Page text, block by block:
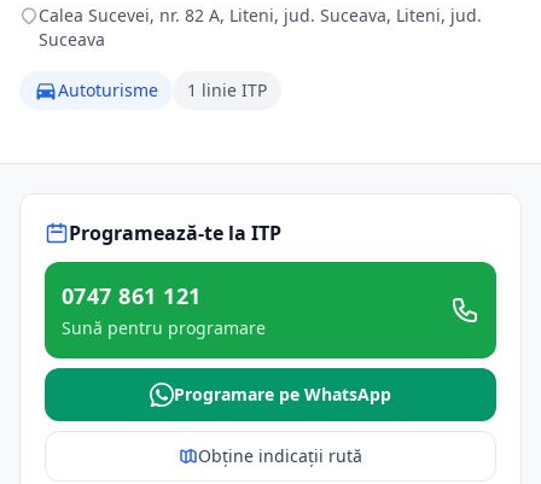
Calea Sucevei, nr. 82 A, Liteni, jud. Suceava, Liteni, jud.
Suceava
Autoturisme 1 linie ITP
Programează-te la ITP
0747 861 121
Sună pentru programare
Programare pe WhatsApp
Obține indicații rută